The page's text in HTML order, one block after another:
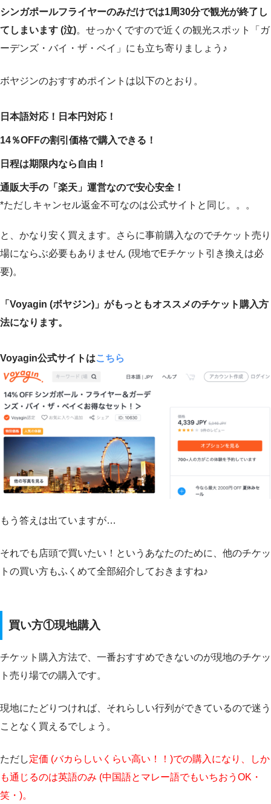
シンガポールフライヤーのみだけでは1周30分で観光が終了し
てしまいます (泣)。せっかくですので近くの観光スポット「ガ
ーデンズ・バイ・ザ・ベイ」にも立ち寄りましょう♪
ボヤジンのおすすめポイントは以下のとおり。
日本語対応！日本円対応！
14％OFFの割引価格で購入できる！
日程は期限内なら自由！
通販大手の「楽天」運営なので安心安全！
*ただしキャンセル返金不可なのは公式サイトと同じ。。。
と、かなり安く買えます。さらに事前購入なのでチケット売り
場にならぶ必要もありません (現地でEチケット引き換えは必
要)。
「Voyagin (ボヤジン)」がもっともオススメのチケット購入方
法になります。
Voyagin公式サイトはこちら
もう答えは出ていますが…
それでも店頭で買いたい！というあなたのために、他のチケッ
トの買い方もふくめて全部紹介しておきますね♪
買い方①現地購入
チケット購入方法で、一番おすすめできないのが現地のチケッ
ト売り場での購入です。
現地にたどりつければ、それらしい行列ができているので迷う
ことなく買えるでしょう。
ただし定価 (バカらしいくらい高い！！)での購入になり、しか
も通じるのは英語のみ (中国語とマレー語でもいちおうOK・
笑・)。